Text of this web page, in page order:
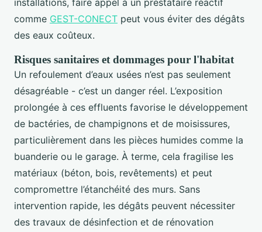
installations, faire appel à un prestataire réactif
comme GEST-CONECT peut vous éviter des dégâts
des eaux coûteux.
Risques sanitaires et dommages pour l'habitat
Un refoulement d’eaux usées n’est pas seulement
désagréable - c’est un danger réel. L’exposition
prolongée à ces effluents favorise le développement
de bactéries, de champignons et de moisissures,
particulièrement dans les pièces humides comme la
buanderie ou le garage. À terme, cela fragilise les
matériaux (béton, bois, revêtements) et peut
compromettre l’étanchéité des murs. Sans
intervention rapide, les dégâts peuvent nécessiter
des travaux de désinfection et de rénovation